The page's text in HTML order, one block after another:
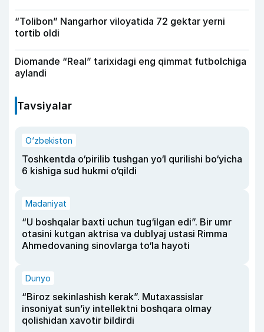
“Tolibon” Nangarhor viloyatida 72 gektar yerni
tortib oldi
Diomande “Real” tarixidagi eng qimmat futbolchiga
aylandi
Tavsiyalar
O‘zbekiston
Toshkentda o‘pirilib tushgan yo‘l qurilishi bo‘yicha
6 kishiga sud hukmi o‘qildi
Madaniyat
“U boshqalar baxti uchun tug‘ilgan edi”. Bir umr
otasini kutgan aktrisa va dublyaj ustasi Rimma
Ahmedovaning sinovlarga to‘la hayoti
Dunyo
“Biroz sekinlashish kerak”. Mutaxassislar
insoniyat sun’iy intellektni boshqara olmay
qolishidan xavotir bildirdi